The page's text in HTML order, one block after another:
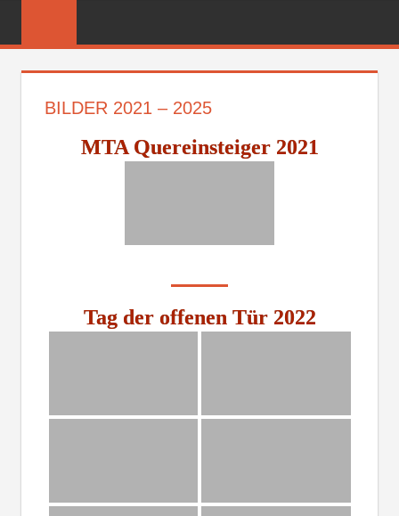
FEUERWEHR
BILDER 2021 – 2025
MTA Quereinsteiger 2021
Tag der offenen Tür 2022